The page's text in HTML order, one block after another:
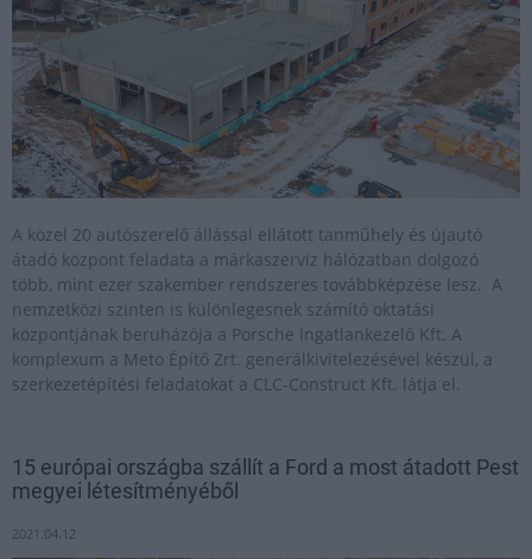
A közel 20 autószerelő állással ellátott tanműhely és újautó
átadó központ feladata a márkaszerviz hálózatban dolgozó
több, mint ezer szakember rendszeres továbbképzése lesz. A
nemzetközi szinten is különlegesnek számító oktatási
központjának beruházója a Porsche Ingatlankezelő Kft. A
komplexum a Meto Építő Zrt. generálkivitelezésével készül, a
szerkezetépítési feladatokat a CLC-Construct Kft. látja el.
15 európai országba szállít a Ford a most átadott Pest
megyei létesítményéből
2021.04.12